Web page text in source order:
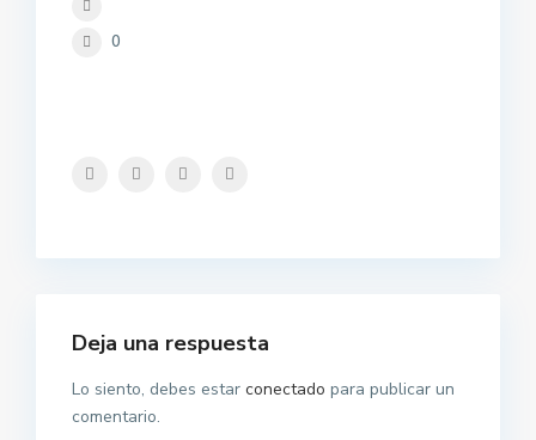
0
Deja una respuesta
Lo siento, debes estar conectado para publicar un
comentario.